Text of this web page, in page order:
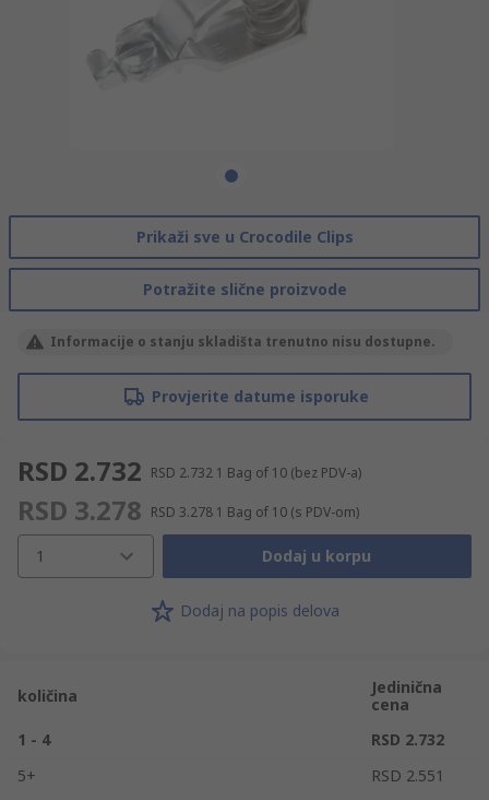
Prikaži sve u Crocodile Clips
Potražite slične proizvode
Informacije o stanju skladišta trenutno nisu dostupne.
Provjerite datume isporuke
RSD 2.732 RSD 2.732 1 Bag of 10 (bez PDV-a)
RSD 3.278 RSD 3.278 1 Bag of 10 (s PDV-om)
1 Dodaj u korpu
Dodaj na popis delova
količina
Jedinična
cena
1 - 4
RSD 2.732
5+
RSD 2.551